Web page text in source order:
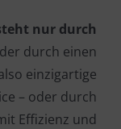
nur durch
durch einen
einzigartige
– oder durch
Effizienz und